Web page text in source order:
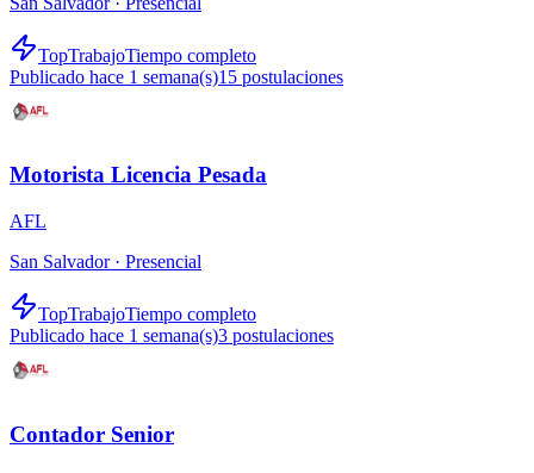
TopTrabajoTiempo completo
Publicado hace 1 semana(s)15 postulaciones
Motorista Licencia Pesada
AFL
San Salvador · Presencial
TopTrabajoTiempo completo
Publicado hace 1 semana(s)3 postulaciones
Contador Senior